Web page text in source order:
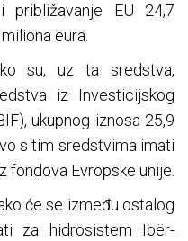
približavanje EU 24,7
eura.
su, uz ta sredstva,
iz Investicijskog
ukupnog iznosa 25,9
s tim sredstvima imati
fondova Evropske unije.
će se između ostalog
za hidrosistem Ibër-